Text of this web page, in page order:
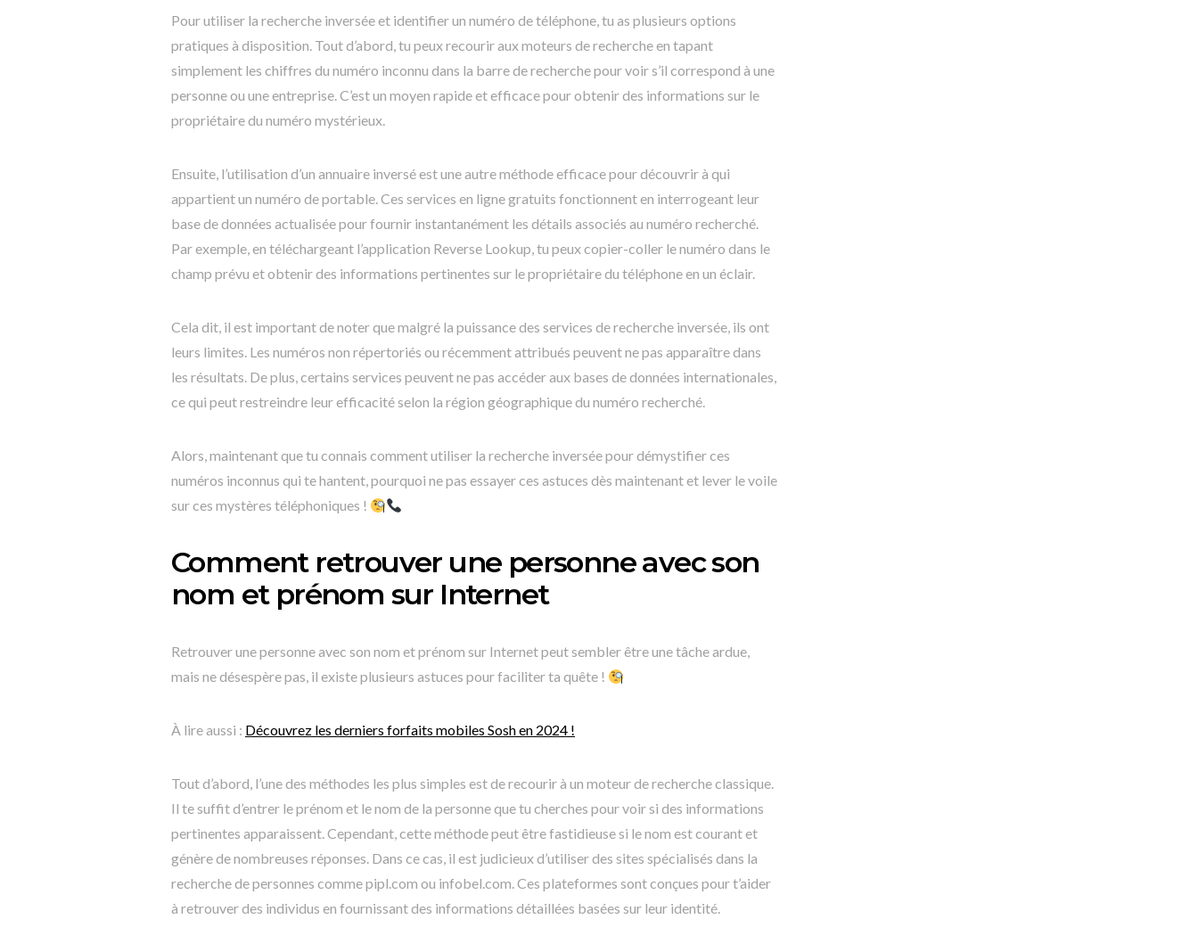
Pour utiliser la recherche inversée et identifier un numéro de téléphone, tu as plusieurs options
pratiques à disposition. Tout d’abord, tu peux recourir aux moteurs de recherche en tapant
simplement les chiffres du numéro inconnu dans la barre de recherche pour voir s’il correspond à une
personne ou une entreprise. C’est un moyen rapide et efficace pour obtenir des informations sur le
propriétaire du numéro mystérieux.
Ensuite, l’utilisation d’un annuaire inversé est une autre méthode efficace pour découvrir à qui
appartient un numéro de portable. Ces services en ligne gratuits fonctionnent en interrogeant leur
base de données actualisée pour fournir instantanément les détails associés au numéro recherché.
Par exemple, en téléchargeant l’application Reverse Lookup, tu peux copier-coller le numéro dans le
champ prévu et obtenir des informations pertinentes sur le propriétaire du téléphone en un éclair.
Cela dit, il est important de noter que malgré la puissance des services de recherche inversée, ils ont
leurs limites. Les numéros non répertoriés ou récemment attribués peuvent ne pas apparaître dans
les résultats. De plus, certains services peuvent ne pas accéder aux bases de données internationales,
ce qui peut restreindre leur efficacité selon la région géographique du numéro recherché.
Alors, maintenant que tu connais comment utiliser la recherche inversée pour démystifier ces
numéros inconnus qui te hantent, pourquoi ne pas essayer ces astuces dès maintenant et lever le voile
sur ces mystères téléphoniques !
Comment retrouver une personne avec son
nom et prénom sur Internet
Retrouver une personne avec son nom et prénom sur Internet peut sembler être une tâche ardue,
mais ne désespère pas, il existe plusieurs astuces pour faciliter ta quête !
À lire aussi : Découvrez les derniers forfaits mobiles Sosh en 2024 !
Tout d’abord, l’une des méthodes les plus simples est de recourir à un moteur de recherche classique.
Il te suffit d’entrer le prénom et le nom de la personne que tu cherches pour voir si des informations
pertinentes apparaissent. Cependant, cette méthode peut être fastidieuse si le nom est courant et
génère de nombreuses réponses. Dans ce cas, il est judicieux d’utiliser des sites spécialisés dans la
recherche de personnes comme pipl.com ou infobel.com. Ces plateformes sont conçues pour t’aider
à retrouver des individus en fournissant des informations détaillées basées sur leur identité.